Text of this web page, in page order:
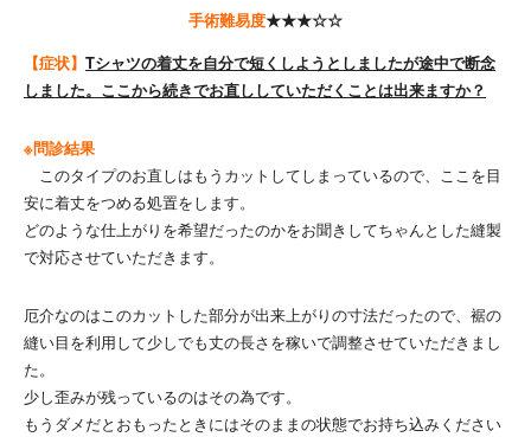
手術難易度★★★☆☆
【症状】 Tシャツの着丈を自分で短くしようとしましたが途中で断念
しました。ここから続きでお直ししていただくことは出来ますか？
※問診結果
このタイプのお直しはもうカットしてしまっているので、ここを目
安に着丈をつめる処置をします。
どのような仕上がりを希望だったのかをお聞きしてちゃんとした縫製
で対応させていただきます。
厄介なのはこのカットした部分が出来上がりの寸法だったので、裾の
縫い目を利用して少しでも丈の長さを稼いで調整させていただきまし
た。
少し歪みが残っているのはその為です。
もうダメだとおもったときにはそのままの状態でお持ち込みください